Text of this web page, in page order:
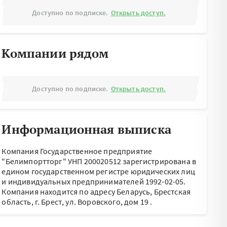
Доступно по подписке. Открыть доступ.
Компании рядом
Доступно по подписке. Открыть доступ.
Информационная выписка
Компания Государственное предприятие
"Белимпортторг" УНП 200020512 зарегистрирована в
едином государственном регистре юридических лиц
и индивидуальных предпринимателей 1992-02-05.
Компания находится по адресуБеларусь, Брестская
область, г. Брест, ул. Воровского, дом 19.